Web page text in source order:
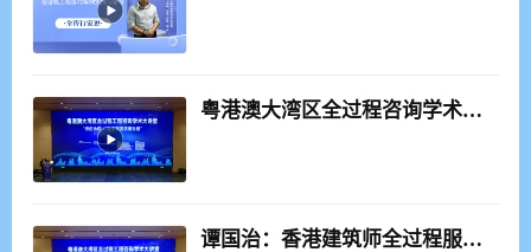
粤港澳大湾区全过程咨询学术大讲堂圆桌对话
谭国治：香港建筑师全过程服务简介及在国内实践的经验分享